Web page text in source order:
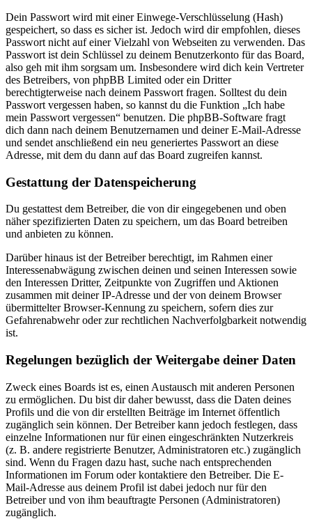
Dein Passwort wird mit einer Einwege-Verschlüsselung (Hash)
gespeichert, so dass es sicher ist. Jedoch wird dir empfohlen, dieses
Passwort nicht auf einer Vielzahl von Webseiten zu verwenden. Das
Passwort ist dein Schlüssel zu deinem Benutzerkonto für das Board,
also geh mit ihm sorgsam um. Insbesondere wird dich kein Vertreter
des Betreibers, von phpBB Limited oder ein Dritter
berechtigterweise nach deinem Passwort fragen. Solltest du dein
Passwort vergessen haben, so kannst du die Funktion „Ich habe
mein Passwort vergessen“ benutzen. Die phpBB-Software fragt
dich dann nach deinem Benutzernamen und deiner E-Mail-Adresse
und sendet anschließend ein neu generiertes Passwort an diese
Adresse, mit dem du dann auf das Board zugreifen kannst.
Gestattung der Datenspeicherung
Du gestattest dem Betreiber, die von dir eingegebenen und oben
näher spezifizierten Daten zu speichern, um das Board betreiben
und anbieten zu können.
Darüber hinaus ist der Betreiber berechtigt, im Rahmen einer
Interessenabwägung zwischen deinen und seinen Interessen sowie
den Interessen Dritter, Zeitpunkte von Zugriffen und Aktionen
zusammen mit deiner IP-Adresse und der von deinem Browser
übermittelter Browser-Kennung zu speichern, sofern dies zur
Gefahrenabwehr oder zur rechtlichen Nachverfolgbarkeit notwendig
ist.
Regelungen bezüglich der Weitergabe deiner Daten
Zweck eines Boards ist es, einen Austausch mit anderen Personen
zu ermöglichen. Du bist dir daher bewusst, dass die Daten deines
Profils und die von dir erstellten Beiträge im Internet öffentlich
zugänglich sein können. Der Betreiber kann jedoch festlegen, dass
einzelne Informationen nur für einen eingeschränkten Nutzerkreis
(z. B. andere registrierte Benutzer, Administratoren etc.) zugänglich
sind. Wenn du Fragen dazu hast, suche nach entsprechenden
Informationen im Forum oder kontaktiere den Betreiber. Die E-
Mail-Adresse aus deinem Profil ist dabei jedoch nur für den
Betreiber und von ihm beauftragte Personen (Administratoren)
zugänglich.